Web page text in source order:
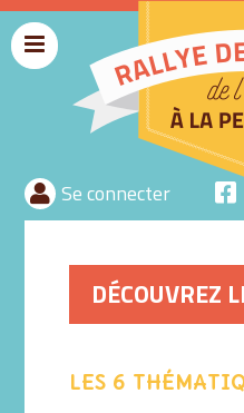
rallyeaide
Se connecter
Menu
DÉCOUVREZ
LES 6